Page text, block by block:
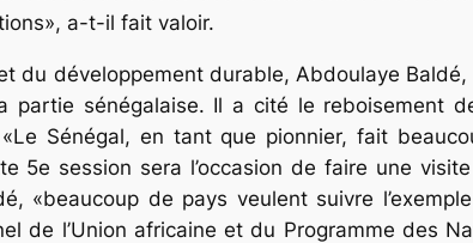
a-t-il fait valoir.
du dévelop­pement durable, Ab­doulaye
partie sénégalaise. Il a cité le reboisement
Sénégal, en tant que pionnier, fait
5e session sera l’occasion de faire une
«beaucoup de pays veulent suivre
de l’Union africaine et du Programme des